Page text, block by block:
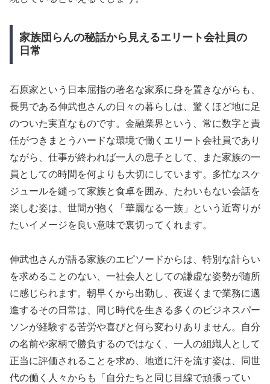
家族団らんの秘話から見えるエリート会社員の
日常
石原家という日本屈指の著名な家系に身を置きながらも、
長男である伸武也さんの日々の暮らしは、驚くほど地に足
のついた実直なものです。金融業界という、常に数字と責
任がつきまとうハードな環境で働くエリート会社員であり
ながら、仕事が終われば一人の息子として、また家族の一
員としての時間を何よりも大切にしています。多忙なスケ
ジュールを縫って家族と食卓を囲み、たわいもない会話を
楽しむ姿は、世間が抱く「華麗なる一族」という近寄りが
たいイメージを良い意味で裏切ってくれます。
伸武也さんが語る家族のエピソードからは、特別な計らい
を求めることのない、一社会人としての謙虚な姿勢が随所
に感じられます。朝早くから出勤し、夜遅くまで業務に邁
進するその日常は、同じ時代を生きる多くのビジネスパー
ソンが経験する苦労や喜びと何ら変わりありません。自分
の名前や家柄で勝負するのではなく、一人の組織人として
正当に評価されることを求め、地道に汗を流す姿は、同世
代の働く人々からも「自分たちと同じ目線で頑張ってい